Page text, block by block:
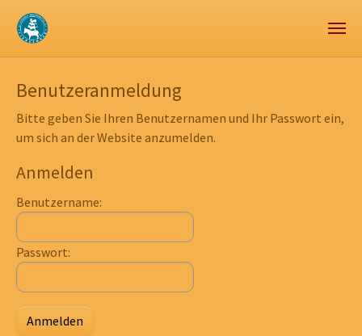
Zum Hauptinhalt springen
Skip to page footer
Benutzeranmeldung
Bitte geben Sie Ihren Benutzernamen und Ihr Passwort ein,
um sich an der Website anzumelden.
Anmelden
Benutzername:
Passwort: